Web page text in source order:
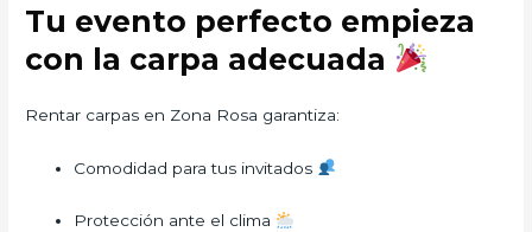
Tu evento perfecto empieza
con la carpa adecuada
Rentar carpas en Zona Rosa garantiza:
Comodidad para tus invitados
Protección ante el clima